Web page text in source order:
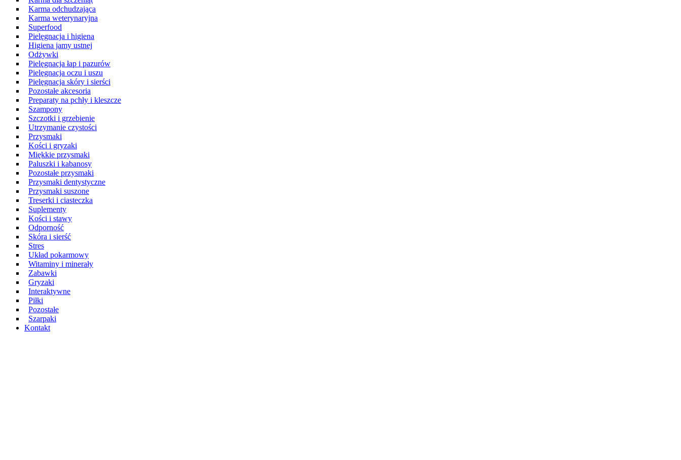
Karma odchudzająca
Karma weterynaryjna
Superfood
Pielęgnacja i higiena
Higiena jamy ustnej
Odżywki
Pielęgnacja łap i pazurów
Pielęgnacja oczu i uszu
Pielęgnacja skóry i sierści
Pozostałe akcesoria
Preparaty na pchły i kleszcze
Szampony
Szczotki i grzebienie
Utrzymanie czystości
Przysmaki
Kości i gryzaki
Miękkie przysmaki
Paluszki i kabanosy
Pozostałe przysmaki
Przysmaki dentystyczne
Przysmaki suszone
Treserki i ciasteczka
Suplementy
Kości i stawy
Odporność
Skóra i sierść
Stres
Układ pokarmowy
Witaminy i minerały
Zabawki
Gryzaki
Interaktywne
Piłki
Pozostałe
Szarpaki
Kontakt